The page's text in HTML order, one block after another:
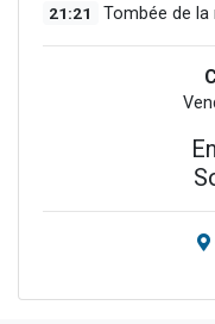
21:21 Tombée de la